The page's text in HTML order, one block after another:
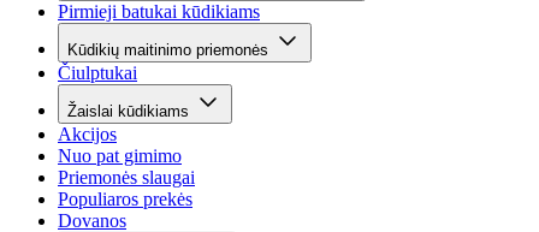
Pirmieji batukai kūdikiams
Kūdikių maitinimo priemonės
Čiulptukai
Žaislai kūdikiams
Akcijos
Nuo pat gimimo
Priemonės slaugai
Populiaros prekės
Dovanos